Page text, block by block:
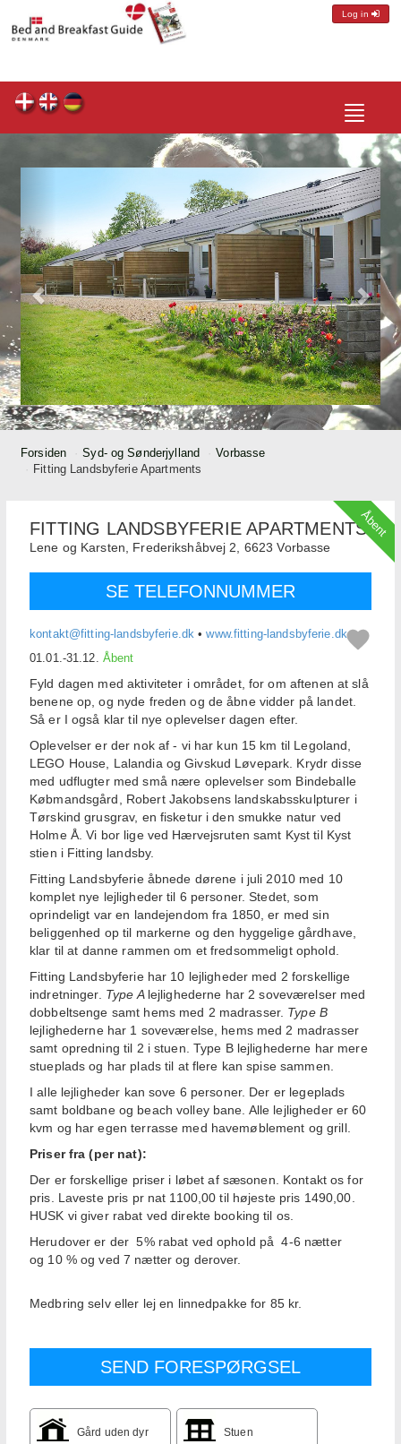
Log in
Toggle
Forsiden Syd- og Sønderjylland
Vorbasse
Fitting Landsbyferie Apartments
Åbent
FITTING LANDSBYFERIE APARTMENTS
Lene og Karsten, Frederikshåbvej 2, 6623 Vorbasse
SE TELEFONNUMMER
kontakt@fitting-landsbyferie.dk •www.fitting-landsbyferie.dk
01.01.-31.12. Åbent
Fyld dagen med aktiviteter i området, for om aftenen at slå
benene op, og nyde freden og de åbne vidder på landet.
Så er I også klar til nye oplevelser dagen efter.
Oplevelser er der nok af - vi har kun 15 km til Legoland,
LEGO House, Lalandia og Givskud Løvepark. Krydr disse
med udflugter med små nære oplevelser som Bindeballe
Købmandsgård, Robert Jakobsens landskabsskulpturer i
Tørskind grusgrav, en fisketur i den smukke natur ved
Holme Å. Vi bor lige ved Hærvejsruten samt Kyst til Kyst
stien i Fitting landsby.
Fitting Landsbyferie åbnede dørene i juli 2010 med 10
komplet nye lejligheder til 6 personer. Stedet, som
oprindeligt var en landejendom fra 1850, er med sin
beliggenhed op til markerne og den hyggelige gårdhave,
klar til at danne rammen om et fredsommeligt ophold.
Fitting Landsbyferie har 10 lejligheder med 2 forskellige
indretninger. Type A lejlighederne har 2 soveværelser med
dobbeltsenge samt hems med 2 madrasser. Type B
lejlighederne har 1 soveværelse, hems med 2 madrasser
samt opredning til 2 i stuen. Type B lejlighederne har mere
stueplads og har plads til at flere kan spise sammen.
I alle lejligheder kan sove 6 personer. Der er legeplads
samt boldbane og beach volley bane. Alle lejligheder er 60
kvm og har egen terrasse med havemøblement og grill.
Priser fra (per nat):
Der er forskellige priser i løbet af sæsonen. Kontakt os for
pris. Laveste pris pr nat 1100,00 til højeste pris 1490,00.
HUSK vi giver rabat ved direkte booking til os.
Herudover er der 5% rabat ved ophold på 4-6 nætter
og 10 % og ved 7 nætter og derover.
Medbring selv eller lej en linnedpakke for 85 kr.
Gård uden dyr Stuen